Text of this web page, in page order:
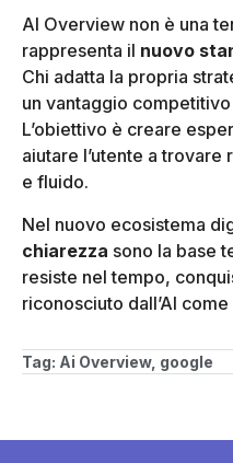
AI Overview non è una
rappresenta il nuovo
Chi adatta la propria
un vantaggio
L’obiettivo è creare
aiutare l’utente a
e fluido.
Nel nuovo ecosistema
chiarezza sono la base
resiste nel tempo,
riconosciuto dall’AI
Tag: Ai Overview, google